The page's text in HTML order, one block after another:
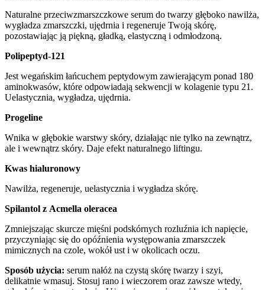
Naturalne przeciwzmarszczkowe serum do twarzy głęboko nawilża,
wygładza zmarszczki, ujędrnia i regeneruje Twoją skórę,
pozostawiając ją piękną, gładką, elastyczną i odmłodzoną.
Polipeptyd-121
Jest wegańskim łańcuchem peptydowym zawierającym ponad 180
aminokwasów, które odpowiadają sekwencji w kolagenie typu 21.
Uelastycznia, wygładza, ujędrnia.
Progeline
Wnika w głębokie warstwy skóry, działając nie tylko na zewnątrz,
ale i wewnątrz skóry. Daje efekt naturalnego liftingu.
Kwas hialuronowy
Nawilża, regeneruje, uelastycznia i wygładza skórę.
Spilantol z Acmella oleracea
Zmniejszając skurcze mięśni podskórnych rozluźnia ich napięcie,
przyczyniając się do opóźnienia występowania zmarszczek
mimicznych na czole, wokół ust i w okolicach oczu.
Sposób użycia: serum nałóż na czystą skórę twarzy i szyi,
delikatnie wmasuj. Stosuj rano i wieczorem oraz zawsze wtedy,